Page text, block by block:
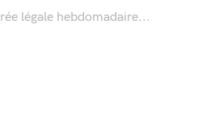
légale hebdomadaire...